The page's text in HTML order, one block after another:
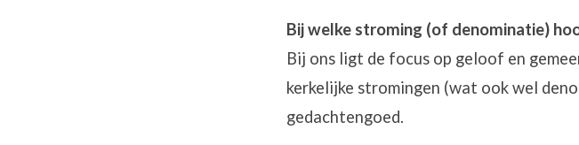
Bij welke stroming (of denominatie)
Bij ons ligt de focus op geloof en
kerkelijke stromingen (wat ook wel
gedachtengoed.